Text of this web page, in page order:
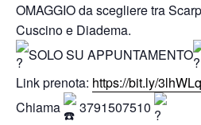
OMAGGIO da scegliere tra
Cuscino e Diadema.
SOLO SU APPUNTAMENTO
Link prenota: https://bit.ly/
Chiama
3791507510